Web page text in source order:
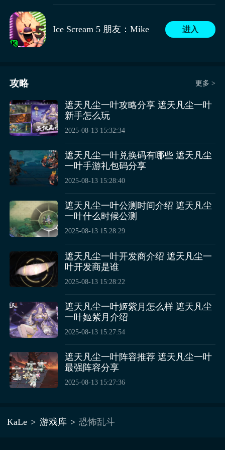
Ice Scream 5 朋友：Mike 进入
攻略 更多 >
遮天凡尘一叶攻略分享 遮天凡尘一叶
新手怎么玩
2025-08-13 15:32:34
遮天凡尘一叶兑换码有哪些 遮天凡尘
一叶手游礼包码分享
2025-08-13 15:28:40
遮天凡尘一叶公测时间介绍 遮天凡尘
一叶什么时候公测
2025-08-13 15:28:29
遮天凡尘一叶开发商介绍 遮天凡尘一
叶开发商是谁
2025-08-13 15:28:22
遮天凡尘一叶姬紫月怎么样 遮天凡尘
一叶姬紫月介绍
2025-08-13 15:27:54
遮天凡尘一叶阵容推荐 遮天凡尘一叶
最强阵容分享
2025-08-13 15:27:36
KaLe 游戏库 恐怖乱斗